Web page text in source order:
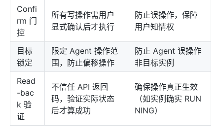
Confi
rm 门
控
所有写操作需用户
显式确认后才执行
防止误操作，保障
用户知情权
目标
锁定
限定 Agent 操作范
围，防止偏移操作
防止 Agent 误操作
非目标实例
Read
-bac
k 验
证
不信任 API 返回
码，验证实际状态
后才算成功
确保操作真正生效
（如实例确实 RUN
NING）